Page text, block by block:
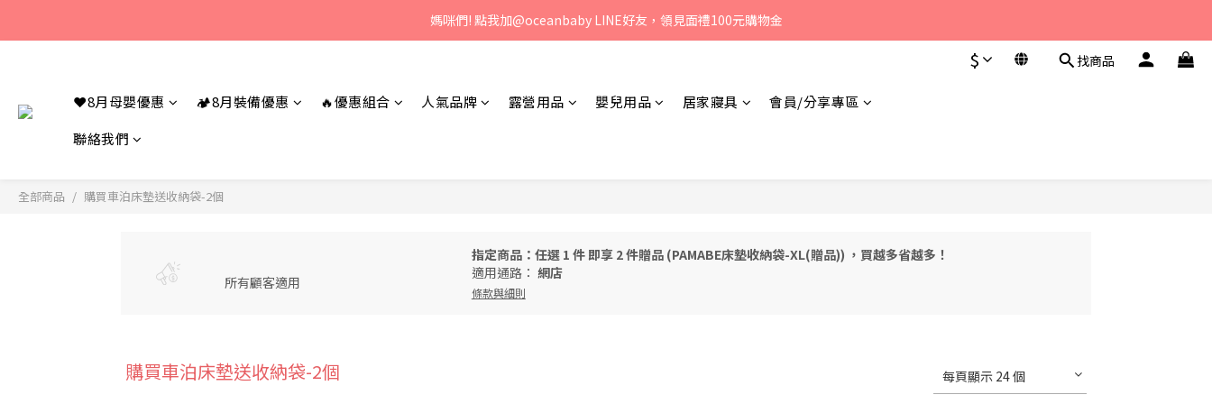
若您有任何問題、歡迎聯絡客服專線：04-2382-6878，服務時間：周一至周五 早上9點 至 下午6點。
媽咪們! 點我加@oceanbaby LINE好友，領見面禮100元購物金
$ 找商品
❤️8月母嬰優惠 🏕️8月裝備優惠 🔥優惠組合 人氣品牌 露營用品 嬰兒用品 居家寢具
會員/分享專區
聯絡我們
全部商品 購買車泊床墊送收納袋-2個
所有顧客適用
指定商品：任選 1 件 即享 2 件贈品 (PAMABE床墊收納袋-XL(贈品)) ，買越多省越多！
適用通路： 網店
條款與細則
購買車泊床墊送收納袋-2個 每頁顯示 24 個